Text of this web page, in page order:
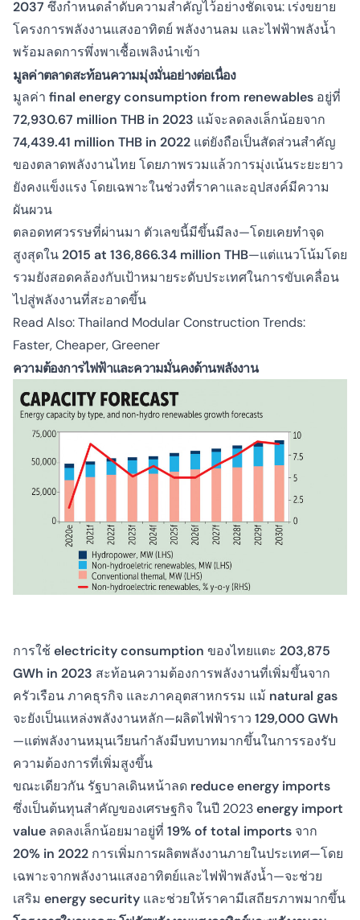
2037 ซึ่งกำหนดลำดับความสำคัญไว้อย่างชัดเจน: เร่งขยาย
โครงการพลังงานแสงอาทิตย์ พลังงานลม และไฟฟ้าพลังน้ำ
พร้อมลดการพึ่งพาเชื้อเพลิงนำเข้า
มูลค่าตลาดสะท้อนความมุ่งมั่นอย่างต่อเนื่อง
มูลค่า final energy consumption from renewables อยู่ที่
72,930.67 million THB in 2023 แม้จะลดลงเล็กน้อยจาก
74,439.41 million THB in 2022 แต่ยังถือเป็นสัดส่วนสำคัญ
ของตลาดพลังงานไทย โดยภาพรวมแล้วการมุ่งเน้นระยะยาว
ยังคงแข็งแรง โดยเฉพาะในช่วงที่ราคาและอุปสงค์มีความ
ผันผวน
ตลอดทศวรรษที่ผ่านมา ตัวเลขนี้มีขึ้นมีลง—โดยเคยทำจุด
สูงสุดใน2015 at 136,866.34 million THB—แต่แนวโน้มโดย
รวมยังสอดคล้องกับเป้าหมายระดับประเทศในการขับเคลื่อน
ไปสู่พลังงานที่สะอาดขึ้น
Read Also:Thailand Modular Construction Trends:
Faster, Cheaper, Greener
ความต้องการไฟฟ้าและความมั่นคงด้านพลังงาน
การใช้ electricity consumption ของไทยแตะ 203,875
GWh in 2023 สะท้อนความต้องการพลังงานที่เพิ่มขึ้นจาก
ครัวเรือน ภาคธุรกิจ และภาคอุตสาหกรรม แม้ natural gas
จะยังเป็นแหล่งพลังงานหลัก—ผลิตไฟฟ้าราว 129,000 GWh
—แต่พลังงานหมุนเวียนกำลังมีบทบาทมากขึ้นในการรองรับ
ความต้องการที่เพิ่มสูงขึ้น
ขณะเดียวกัน รัฐบาลเดินหน้าลด reduce energy imports
ซึ่งเป็นต้นทุนสำคัญของเศรษฐกิจ ในปี 2023energy import
value ลดลงเล็กน้อยมาอยู่ที่ 19% of total imports จาก
20% in 2022 การเพิ่มการผลิตพลังงานภายในประเทศ—โดย
เฉพาะจากพลังงานแสงอาทิตย์และไฟฟ้าพลังน้ำ—จะช่วย
เสริม energy security และช่วยให้ราคามีเสถียรภาพมากขึ้น